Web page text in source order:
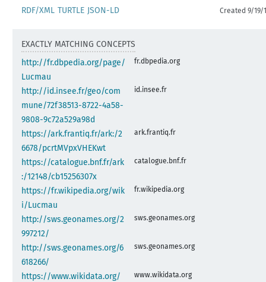
RDF/XML TURTLE JSON-LD Created 9/19/
EXACTLY MATCHING CONCEPTS
http://fr.dbpedia.org/page/
Lucmau
fr.dbpedia.org
http://id.insee.fr/geo/com
mune/72f38513-8722-4a58-
9808-9c72a529a98d
id.insee.fr
https://ark.frantiq.fr/ark:/2
6678/pcrtMVpxVHEKwt
ark.frantiq.fr
https://catalogue.bnf.fr/ark
:/12148/cb15256307x
catalogue.bnf.fr
https://fr.wikipedia.org/wik
i/Lucmau
fr.wikipedia.org
http://sws.geonames.org/2
997212/
sws.geonames.org
http://sws.geonames.org/6
618266/
sws.geonames.org
https://www.wikidata.org/
www.wikidata.org